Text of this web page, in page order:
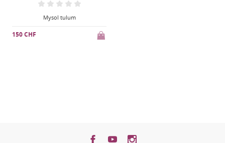
Mysol tulum
150 CHF